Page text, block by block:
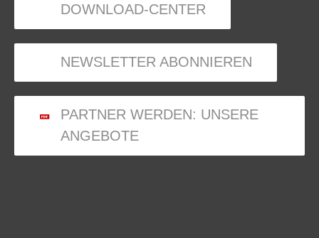
DOWNLOAD-CENTER
NEWSLETTER ABONNIEREN
PARTNER WERDEN: UNSERE
ANGEBOTE